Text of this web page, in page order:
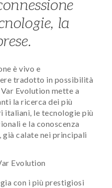
la
è vivo e
tradotto in possibilità
Evolution mette a
la ricerca dei più
italiani, le tecnologie più
e la conoscenza
calate nei principali
Evolution
con i più prestigiosi